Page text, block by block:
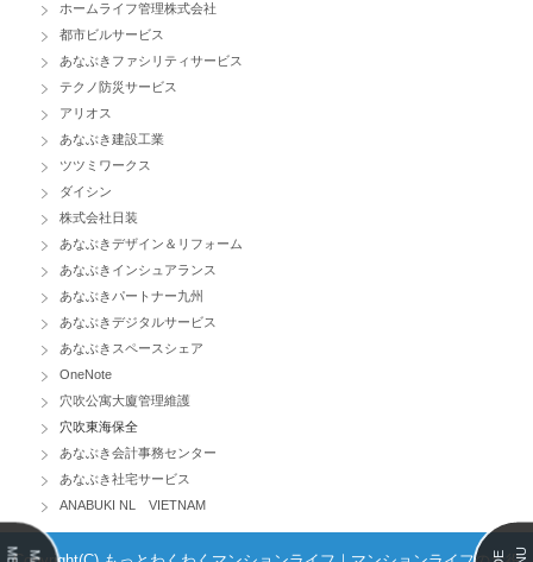
ホームライフ管理株式会社
都市ビルサービス
あなぶきファシリティサービス
テクノ防災サービス
アリオス
あなぶき建設工業
ツツミワークス
ダイシン
株式会社日装
あなぶきデザイン＆リフォーム
あなぶきインシュアランス
あなぶきパートナー九州
あなぶきデジタルサービス
あなぶきスペースシェア
OneNote
穴吹公寓大廈管理維護
穴吹東海保全
あなぶき会計事務センター
あなぶき社宅サービス
ANABUKI NL VIETNAM